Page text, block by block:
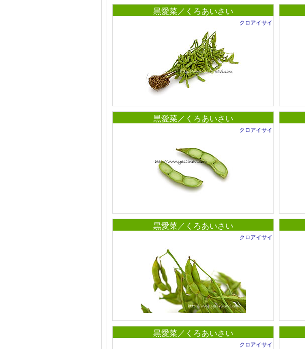
黒愛菜／くろあいさい
クロアイサイ
黒愛菜／くろあいさい
クロアイサイ
黒愛菜／くろあいさい
クロアイサイ
黒愛菜／くろあいさい
クロアイサイ